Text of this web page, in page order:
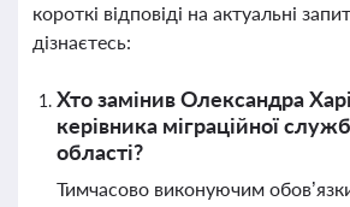
короткі відповіді на актуальні
дізнаєтесь:
Хто замінив Олександра
керівника міграційної
області?
Тимчасово виконуючим